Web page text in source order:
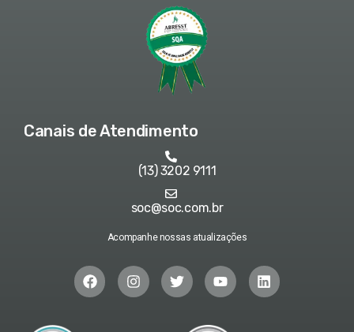
Canais de Atendimento
(13) 3202 9111
soc@soc.com.br
Acompanhe nossas atualizações